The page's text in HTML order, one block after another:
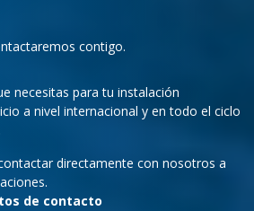
contigo.
necesitas para tu instalación
a nivel internacional y en todo el ciclo
directamente con nosotros a
de contacto